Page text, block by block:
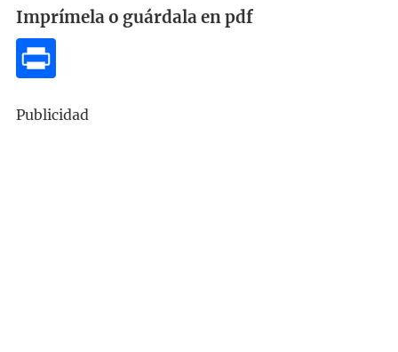
Imprímela o guárdala en pdf
Publicidad